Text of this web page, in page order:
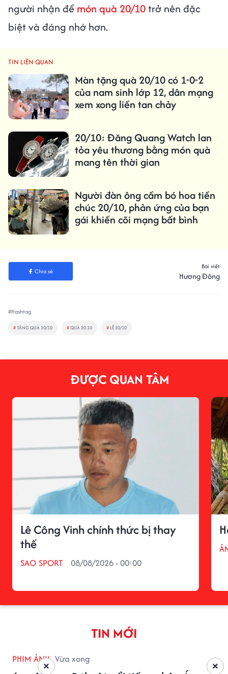
người nhận để món quà 20/10trở nên đặc
biệt và đáng nhớ hơn.
TIN LIÊN QUAN
Màn tặng quà 20/10 có 1-0-2
của nam sinh lớp 12, dân mạng
xem xong liền tan chảy
20/10: Đăng Quang Watch lan
tỏa yêu thương bằng món quà
mang tên thời gian
Người đàn ông cầm bó hoa tiền
chúc 20/10, phản ứng của bạn
gái khiến cõi mạng bất bình
Chia sẻ
Bài viết
Hương Đông
#Hashtag
#TẶNG QUÀ 20/10 #QUÀ 20.10 # LỄ 20/10
ĐƯỢC QUAN TÂM
Lê Công Vinh chính thức bị thay
thế
SAO SPORT 08/08/2026 - 00:00
TIN MỚI
PHIM ẢNH Vừa xong
×
×